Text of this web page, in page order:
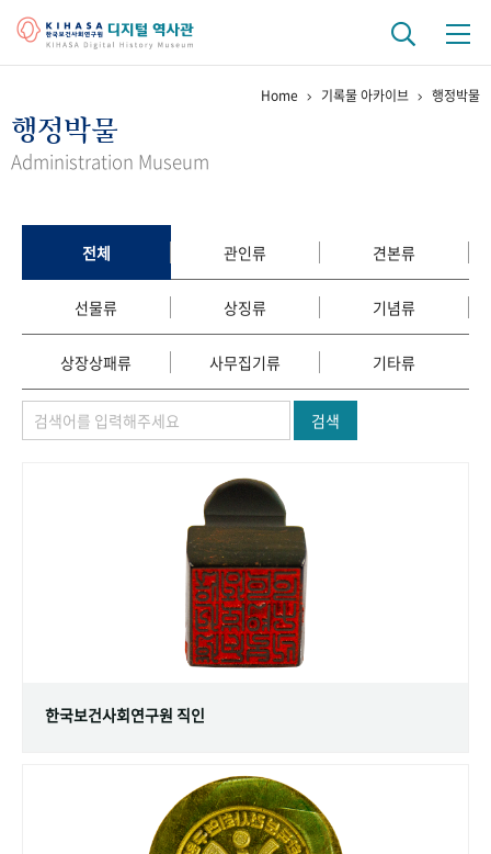
걸어온 길 기관 변천사
정책과 연구 키워드로 보는 연구 역사
연구자들
간행물 변천사
기록물 아카이브
사진 아카이브 문서 기록물 행정박물 영상 기록물
숫자로 보는 50년 50+1
Home 기록물 아카이브 행정박물
행정박물
Administration Museum
전체 관인류 견본류
선물류 상징류 기념류
상장상패류 사무집기류 기타류
검색
한국보건사회연구원 직인